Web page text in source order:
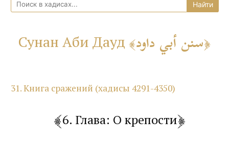
Сунан Аби Дауд سنن أبي داود
31. Книга сражений (хадисы 4291-4350)
6. Глава: О крепости